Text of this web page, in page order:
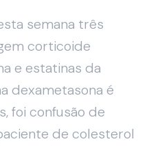
semana três
corticoide
e estatinas da
dexametasona é
foi confusão de
de colesterol